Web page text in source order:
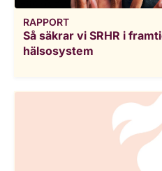
RAPPORT
Så säkrar vi SRHR i
hälsosystem